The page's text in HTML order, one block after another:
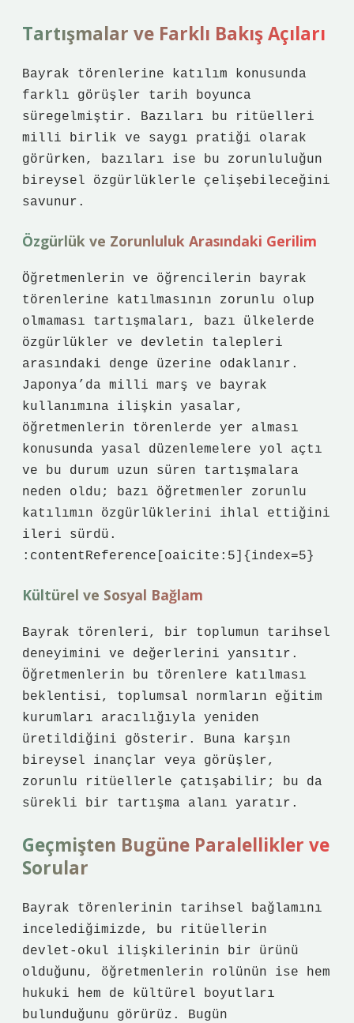
Tartışmalar ve Farklı Bakış Açıları
Bayrak törenlerine katılım konusunda
farklı görüşler tarih boyunca
süregelmiştir. Bazıları bu ritüelleri
milli birlik ve saygı pratiği olarak
görürken, bazıları ise bu zorunluluğun
bireysel özgürlüklerle çelişebileceğini
savunur.
Özgürlük ve Zorunluluk Arasındaki Gerilim
Öğretmenlerin ve öğrencilerin bayrak
törenlerine katılmasının zorunlu olup
olmaması tartışmaları, bazı ülkelerde
özgürlükler ve devletin talepleri
arasındaki denge üzerine odaklanır.
Japonya’da milli marş ve bayrak
kullanımına ilişkin yasalar,
öğretmenlerin törenlerde yer alması
konusunda yasal düzenlemelere yol açtı
ve bu durum uzun süren tartışmalara
neden oldu; bazı öğretmenler zorunlu
katılımın özgürlüklerini ihlal ettiğini
ileri sürdü.
:contentReference[oaicite:5]{index=5}
Kültürel ve Sosyal Bağlam
Bayrak törenleri, bir toplumun tarihsel
deneyimini ve değerlerini yansıtır.
Öğretmenlerin bu törenlere katılması
beklentisi, toplumsal normların eğitim
kurumları aracılığıyla yeniden
üretildiğini gösterir. Buna karşın
bireysel inançlar veya görüşler,
zorunlu ritüellerle çatışabilir; bu da
sürekli bir tartışma alanı yaratır.
Geçmişten Bugüne Paralellikler ve
Sorular
Bayrak törenlerinin tarihsel bağlamını
incelediğimizde, bu ritüellerin
devlet‑okul ilişkilerinin bir ürünü
olduğunu, öğretmenlerin rolünün ise hem
hukuki hem de kültürel boyutları
bulunduğunu görürüz. Bugün